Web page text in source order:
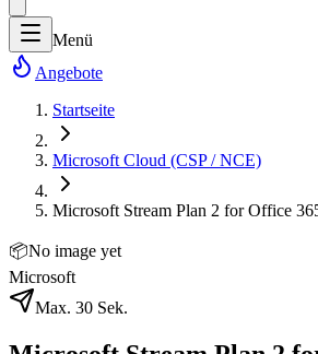
Menü
Angebote
Startseite
Microsoft Cloud (CSP / NCE)
Microsoft Stream Plan 2 for Office
📦No image yet
Microsoft
Max. 30 Sek.